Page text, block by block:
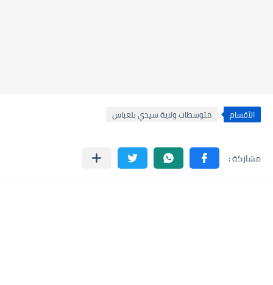
الأقسام متوسطات ولاية سيدي بلعباس